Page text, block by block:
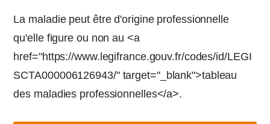
La maladie peut être d'origine professionnelle
qu'elle figure ou non au <a
href="https://www.legifrance.gouv.fr/codes/id/LEGI
SCTA000006126943/" target="_blank">tableau
des maladies professionnelles</a>.